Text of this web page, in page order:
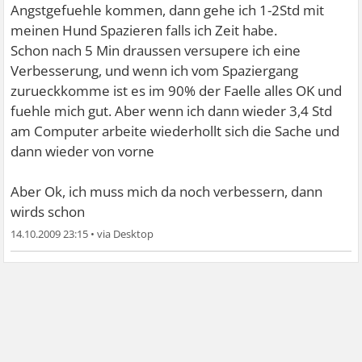
Angstgefuehle kommen, dann gehe ich 1-2Std mit
meinen Hund Spazieren falls ich Zeit habe.
Schon nach 5 Min draussen versupere ich eine
Verbesserung, und wenn ich vom Spaziergang
zurueckkomme ist es im 90% der Faelle alles OK und
fuehle mich gut. Aber wenn ich dann wieder 3,4 Std
am Computer arbeite wiederhollt sich die Sache und
dann wieder von vorne
Aber Ok, ich muss mich da noch verbessern, dann
wirds schon
14.10.2009 23:15 •